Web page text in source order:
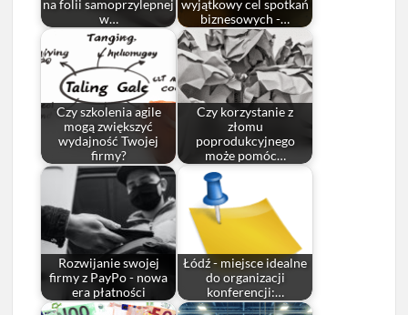
na folii samoprzylepnej
w…
wyjątkowy cel spotkań
biznesowych -…
Czy szkolenia agile
mogą zwiększyć
wydajność Twojej
firmy?
Czy korzystanie z
złomu
poprodukcyjnego
może pomóc…
Rozwijanie swojej
firmy z PayPo - nowa
era płatności
Łódź - miejsce idealne
do organizacji
konferencji:…